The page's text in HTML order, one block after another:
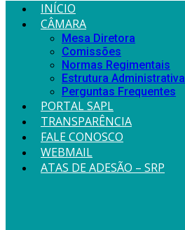
INÍCIO
CÂMARA
Mesa Diretora
Comissões
Normas Regimentais
Estrutura Administrativa
Perguntas Frequentes
PORTAL SAPL
TRANSPARÊNCIA
FALE CONOSCO
WEBMAIL
ATAS DE ADESÃO – SRP